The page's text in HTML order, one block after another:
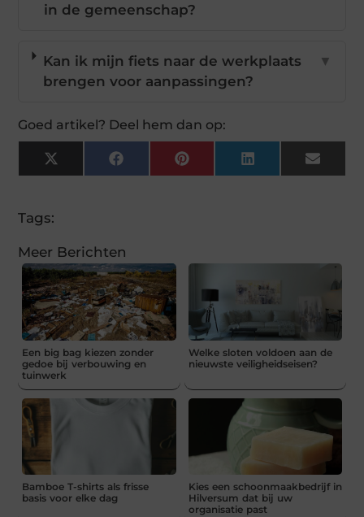
in de gemeenschap?
Kan ik mijn fiets naar de werkplaats
brengen voor aanpassingen?
▼
Goed artikel? Deel hem dan op:
X
(Twitter)
FacebookPinterestLinkedInEmail
Tags:
Meer Berichten
Een big bag kiezen zonder
gedoe bij verbouwing en
tuinwerk
Welke sloten voldoen aan de
nieuwste veiligheidseisen?
Bamboe T-shirts als frisse
basis voor elke dag
Kies een schoonmaakbedrijf in
Hilversum dat bij uw
organisatie past